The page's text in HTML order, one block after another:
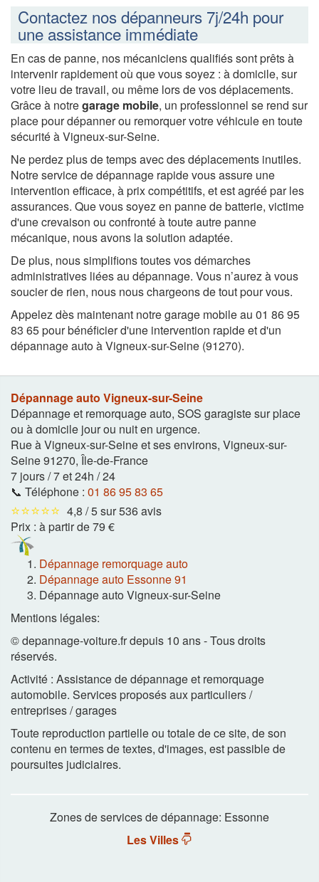
Contactez nos dépanneurs 7j/24h pour
une assistance immédiate
En cas de panne, nos mécaniciens qualifiés sont prêts à
intervenir rapidement où que vous soyez : à domicile, sur
votre lieu de travail, ou même lors de vos déplacements.
Grâce à notregarage mobile, un professionnel se rend sur
place pour dépanner ou remorquer votre véhicule en toute
sécurité à Vigneux-sur-Seine.
Ne perdez plus de temps avec des déplacements inutiles.
Notre service de dépannage rapide vous assure une
intervention efficace, à prix compétitifs, et est agréé par les
assurances. Que vous soyez en panne de batterie, victime
d'une crevaison ou confronté à toute autre panne
mécanique, nous avons la solution adaptée.
De plus, nous simplifions toutes vos démarches
administratives liées au dépannage. Vous n’aurez à vous
soucier de rien, nous nous chargeons de tout pour vous.
Appelez dès maintenant notre garage mobile au 01 86 95
83 65 pour bénéficier d'une intervention rapide et d'un
dépannage auto à Vigneux-sur-Seine (91270).
Dépannage auto Vigneux-sur-Seine
Dépannage et remorquage auto, SOS garagiste sur place
ou à domicile jour ou nuit en urgence.
Rue à Vigneux-sur-Seine et ses environs, Vigneux-sur-
Seine91270, Île-de-France
7 jours / 7 et 24h / 24
📞 Téléphone : 01 86 95 83 65
⭐⭐⭐⭐⭐ 4,8 / 5 sur 536 avis
Prix : à partir de 79 €
Dépannage remorquage auto
Dépannage auto Essonne 91
Dépannage auto Vigneux-sur-Seine
Mentions légales:
© depannage-voiture.fr depuis 10 ans - Tous droits
réservés.
Activité : Assistance de dépannage et remorquage
automobile. Services proposés aux particuliers /
entreprises / garages
Toute reproduction partielle ou totale de ce site, de son
contenu en termes de textes, d'images, est passible de
poursuites judiciaires.
Zones de services de dépannage: Essonne
Les Villes